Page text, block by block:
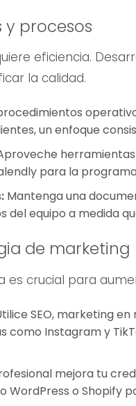
y procesos
eficiencia.
la calidad.
un enfoque
para la
Mantenga una
equipo a medida
de marketing
es crucial para
SEO, marketing en
como Instagram y
mejora tu
WordPress o Shopify